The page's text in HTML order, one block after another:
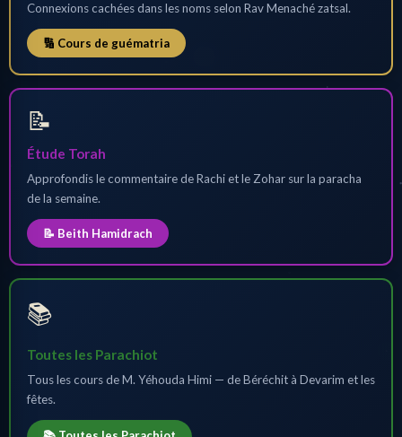
Connexions cachées dans les noms selon Rav Menaché zatsal.
🔢 Cours de guématria
📝
Étude Torah
Approfondis le commentaire de Rachi et le Zohar sur la paracha
de la semaine.
📝 Beith Hamidrach
📚
Toutes les Parachiot
Tous les cours de M. Yéhouda Himi — de Béréchit à Devarim et les
fêtes.